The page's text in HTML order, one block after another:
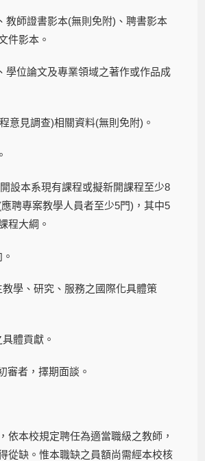
教師證書影本(無則免附)、聘書影本
件影本。
學位論文及專業領域之著作或作品成
意見調查)相關資料(無則免附)。
設本系現有課程或擬新開課程至少8
聘專案教學人員者至少5門)，其中5
程大綱。
學、研究、服務之國際化具體策
體貢獻。
審者，擇期面談。
依本校規定聘任為適當職級之教師，
從缺。惟本職缺之員額尚需經本校核